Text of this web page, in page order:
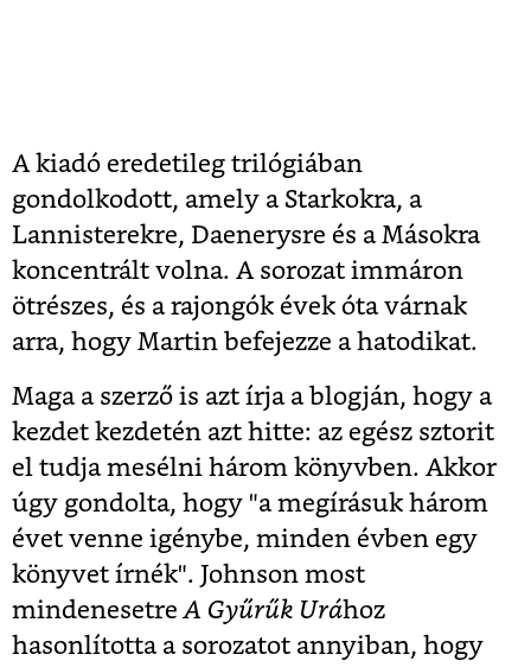
A kiadó eredetileg trilógiában
gondolkodott, amely a Starkokra, a
Lannisterekre, Daenerysre és a Másokra
koncentrált volna. A sorozat immáron
ötrészes, és a rajongók évek óta várnak
arra, hogy Martin befejezze a hatodikat.
Maga a szerző is azt írja a blogján, hogy a
kezdet kezdetén azt hitte: az egész sztorit
el tudja mesélni három könyvben. Akkor
úgy gondolta, hogy "a megírásuk három
évet venne igénybe, minden évben egy
könyvet írnék". Johnson most
mindenesetre A Gyűrűk Urához
hasonlította a sorozatot annyiban, hogy